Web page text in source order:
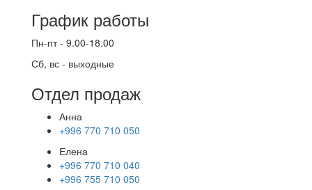
График работы
Пн-пт - 9.00-18.00
Сб, вс - выходные
Отдел продаж
Анна
+996 770 710 050
Елена
+996 770 710 040
+996 755 710 050